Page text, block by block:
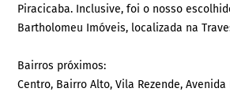
Piracicaba. Inclusive, foi o nosso
Bartholomeu Imóveis, localizada na
Bairros próximos:
Centro, Bairro Alto, Vila Rezende,